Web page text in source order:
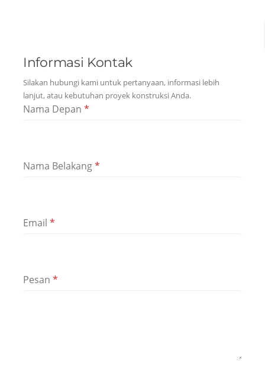
Informasi Kontak
Silakan hubungi kami untuk pertanyaan, informasi lebih
lanjut, atau kebutuhan proyek konstruksi Anda.
Nama Depan *
Nama Belakang*
Email *
Pesan *